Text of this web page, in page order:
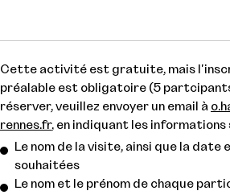
Cette activité est gratuite, mais
préalable est obligatoire (5
réserver, veuillez envoyer un email à
rennes.fr, en indiquant les informations
Le nom de la visite, ainsi que la date
souhaitées
Le nom et le prénom de chaque